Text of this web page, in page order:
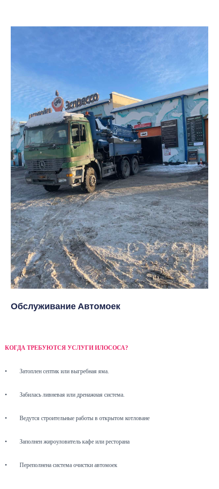
Обслуживание Автомоек
КОГДА ТРЕБУЮТСЯ УСЛУГИ ИЛОСОСА?
• Затоплен септик или выгребная яма.
• Забилась ливневая или дренажная система.
• Ведутся строительные работы в открытом котловане
• Заполнен жироуловитель кафе или ресторана
• Переполнена система очистки автомоек